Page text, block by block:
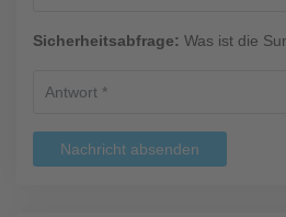
Sicherheitsabfrage: Was ist die
Nachricht absenden